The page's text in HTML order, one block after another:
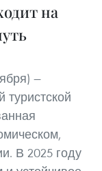
на
—
В 2025 году